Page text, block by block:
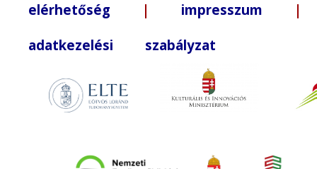
elérhetőség | impresszum |
adatkezelési szabályzat